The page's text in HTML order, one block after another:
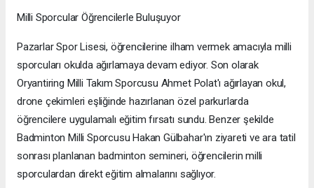
Milli Sporcular Öğrencilerle Buluşuyor
Pazarlar Spor Lisesi, öğrencilerine ilham vermek amacıyla milli
sporcuları okulda ağırlamaya devam ediyor. Son olarak
Oryantiring Milli Takım Sporcusu Ahmet Polat'ı ağırlayan okul,
drone çekimleri eşliğinde hazırlanan özel parkurlarda
öğrencilere uygulamalı eğitim fırsatı sundu. Benzer şekilde
Badminton Milli Sporcusu Hakan Gülbahar'ın ziyareti ve ara tatil
sonrası planlanan badminton semineri, öğrencilerin milli
sporculardan direkt eğitim almalarını sağlıyor.